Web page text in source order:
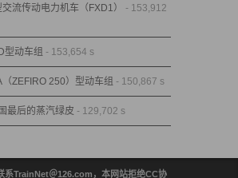
流传动电力机车（FXD1）
- 153,912
型动车组 - 153,654 s
ZEFIRO 250）型动车组 - 150,867 s
最后的蒸汽绿皮 - 129,702 s
系TrainNet＠126.com，本网站拒绝CC协